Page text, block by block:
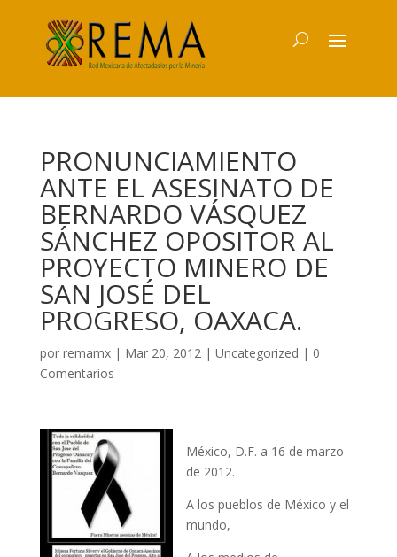
PRONUNCIAMIENTO
ANTE EL ASESINATO DE
BERNARDO VÁSQUEZ
SÁNCHEZ OPOSITOR AL
PROYECTO MINERO DE
SAN JOSÉ DEL
PROGRESO, OAXACA.
por remamx| Mar 20, 2012| Uncategorized | 0
Comentarios
México, D.F. a 16 de marzo
de 2012.
A los pueblos de México y el
mundo,